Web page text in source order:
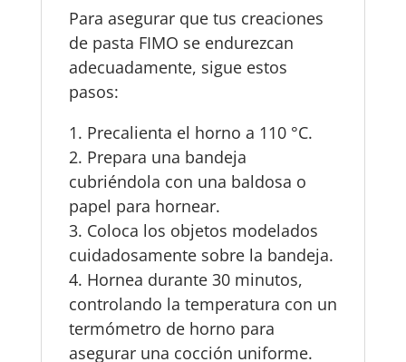
Para asegurar que tus creaciones
de pasta FIMO se endurezcan
adecuadamente, sigue estos
pasos:
1. Precalienta el horno a 110 °C.
2. Prepara una bandeja
cubriéndola con una baldosa o
papel para hornear.
3. Coloca los objetos modelados
cuidadosamente sobre la bandeja.
4. Hornea durante 30 minutos,
controlando la temperatura con un
termómetro de horno para
asegurar una cocción uniforme.